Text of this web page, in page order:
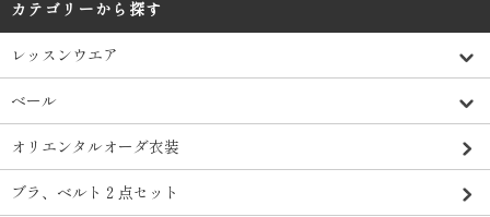
カテゴリーから探す
レッスンウエア
ベール
オリエンタルオーダ衣装
ブラ、ベルト２点セット